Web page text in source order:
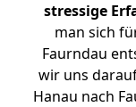
stressige
man sich
Faurndau
wir uns
Hanau nach